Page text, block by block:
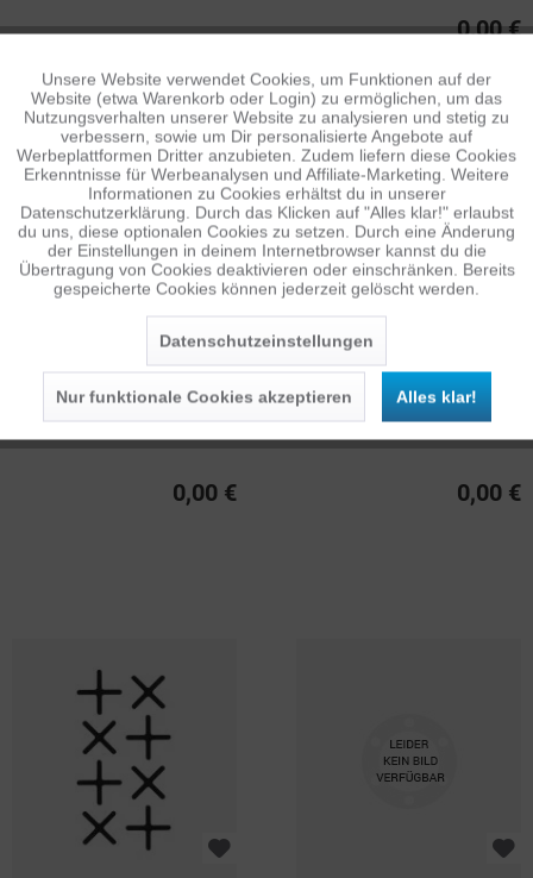
0,00 €
0,00 € 0,00 €
Funktionale Aktiv
Tracking Inaktiv
Personalisierung Inaktiv
Service Inaktiv
Unsere Website verwendet Cookies, um Funktionen auf der
Website (etwa Warenkorb oder Login) zu ermöglichen, um das
Nutzungsverhalten unserer Website zu analysieren und stetig zu
verbessern, sowie um Dir personalisierte Angebote auf
Werbeplattformen Dritter anzubieten. Zudem liefern diese Cookies
Erkenntnisse für Werbeanalysen und Affiliate-Marketing. Weitere
Informationen zu Cookies erhältst du in unserer
Datenschutzerklärung. Durch das Klicken auf "Alles klar!" erlaubst
du uns, diese optionalen Cookies zu setzen. Durch eine Änderung
der Einstellungen in deinem Internetbrowser kannst du die
Übertragung von Cookies deaktivieren oder einschränken. Bereits
gespeicherte Cookies können jederzeit gelöscht werden.
Datenschutzeinstellungen
Nur funktionale Cookies akzeptieren Alles klar!